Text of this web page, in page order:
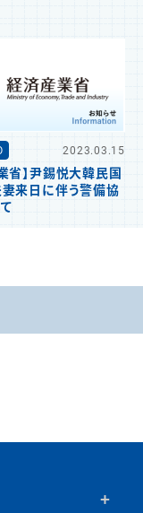
2023.03.15
省】尹錫悦大韓民国
来日に伴う警備協